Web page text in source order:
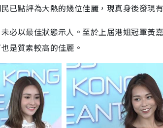
已點評為大熱的幾位佳麗，現真身後發現
必以最佳狀態示人。至於上屆港姐冠軍黃
是質素較高的佳麗。